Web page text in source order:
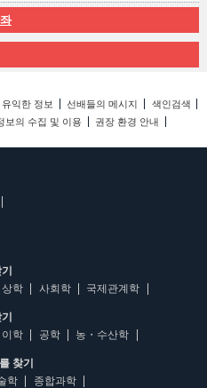
익한 정보 선배들의 메시지
색인검색
보의 수집 및 이용 권장 환경 안내
학 사회학 국제관계학
이학 공학 농・수산학
찾기
학 종합과학